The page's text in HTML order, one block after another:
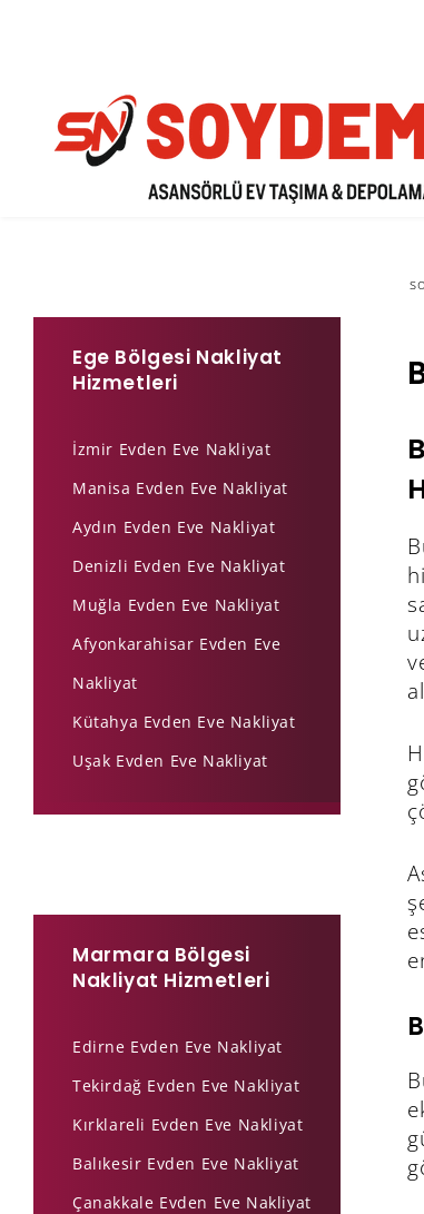
Ege Bölgesi Nakliyat
Hizmetleri
İzmir Evden Eve Nakliyat
Manisa Evden Eve Nakliyat
Aydın Evden Eve Nakliyat
Denizli Evden Eve Nakliyat
Muğla Evden Eve Nakliyat
Afyonkarahisar Evden Eve
Nakliyat
Kütahya Evden Eve Nakliyat
Uşak Evden Eve Nakliyat
Marmara Bölgesi
Nakliyat Hizmetleri
Edirne Evden Eve Nakliyat
Tekirdağ Evden Eve Nakliyat
Kırklareli Evden Eve Nakliyat
Balıkesir Evden Eve Nakliyat
Çanakkale Evden Eve Nakliyat